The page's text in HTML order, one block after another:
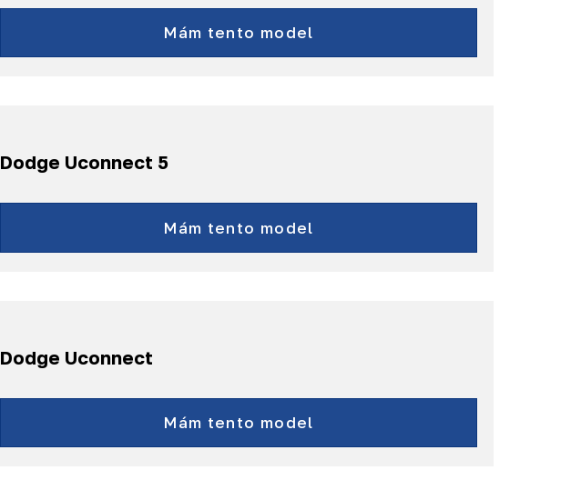
Durango (model 2021 - 2025)
a ďalšie...
Mám tento model
Dodge Uconnect 5
RAM
a ďalšie...
Mám tento model
Dodge Uconnect
RAM
Durango
a ďalšie...
Mám tento model